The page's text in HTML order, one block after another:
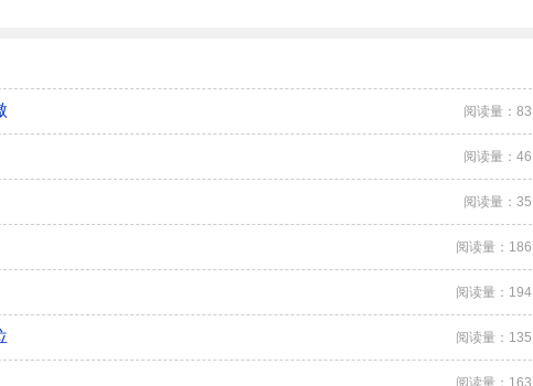
阅读量：83
阅读量：46
阅读量：35
阅读量：186
阅读量：194
阅读量：135
阅读量：163